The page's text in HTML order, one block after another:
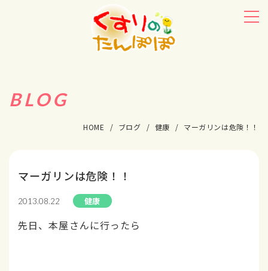
BLOG
HOME ブログ 健康 マーガリンは危険！！
マーガリンは危険！！
2013.08.22 健康
先日、本屋さんに行ったら